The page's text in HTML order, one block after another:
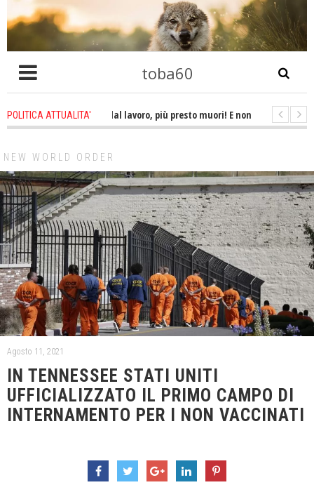
toba60
POLITICA ATTUALITA'
tardi ti ritiri dal lavoro, più presto muori! E non ti godi la pensione. Lo
NEW WORLD ORDER
Agosto 11, 2021
IN TENNESSEE STATI UNITI
UFFICIALIZZATO IL PRIMO CAMPO DI
INTERNAMENTO PER I NON VACCINATI